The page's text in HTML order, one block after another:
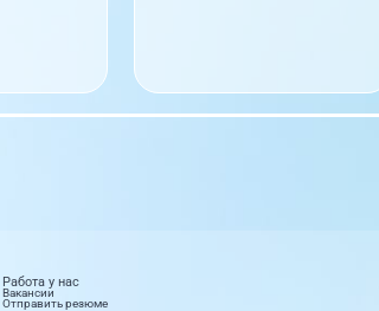
Работа у нас
Вакансии
Отправить резюме